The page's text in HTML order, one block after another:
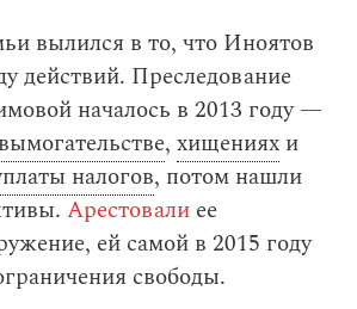
вылился в то, что Иноятов
действий. Преследование
началось в 2013 году —
вымогательстве, хищениях и
налогов, потом нашли
Арестовали ее
ей самой в 2015 году
свободы.